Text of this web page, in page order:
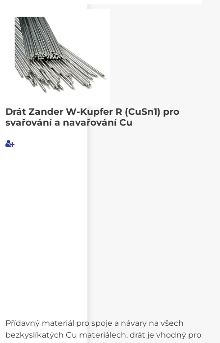
Drát Zander W-Kupfer R (CuSn1) pro
svařování a navařování Cu
Poslat známému
Přídavný materiál pro spoje a návary na všech
bezkyslíkatých Cu materiálech, drát je vhodný pro